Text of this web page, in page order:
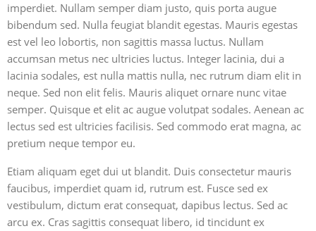
imperdiet. Nullam semper diam justo, quis porta augue
bibendum sed. Nulla feugiat blandit egestas. Mauris egestas
est vel leo lobortis, non sagittis massa luctus. Nullam
accumsan metus nec ultricies luctus. Integer lacinia, dui a
lacinia sodales, est nulla mattis nulla, nec rutrum diam elit in
neque. Sed non elit felis. Mauris aliquet ornare nunc vitae
semper. Quisque et elit ac augue volutpat sodales. Aenean ac
lectus sed est ultricies facilisis. Sed commodo erat magna, ac
pretium neque tempor eu.
Etiam aliquam eget dui ut blandit. Duis consectetur mauris
faucibus, imperdiet quam id, rutrum est. Fusce sed ex
vestibulum, dictum erat consequat, dapibus lectus. Sed ac
arcu ex. Cras sagittis consequat libero, id tincidunt ex